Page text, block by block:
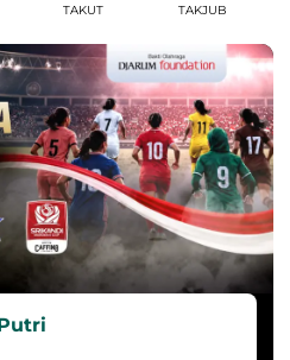
TAKUT TAKJUB